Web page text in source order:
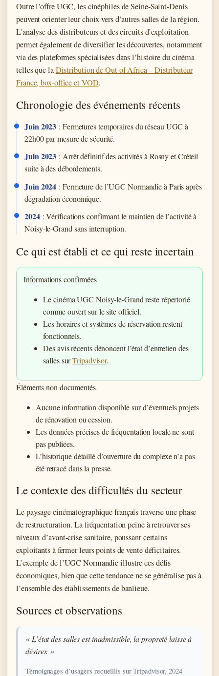
Outre l’offre UGC, les cinéphiles de Seine-Saint-Denis
peuvent orienter leur choix vers d’autres salles de la région.
L’analyse des distributeurs et des circuits d’exploitation
permet également de diversifier les découvertes, notamment
via des plateformes spécialisées dans l’histoire du cinéma
telles que laDistribution de Out of Africa – Distributeur
France, box-office et VOD.
Chronologie des événements récents
Juin 2023 : Fermetures temporaires du réseau UGC à
22h00 par mesure de sécurité.
Juin 2023 : Arrêt définitif des activités à Rosny et Créteil
suite à des débordements.
Juin 2024 : Fermeture de l’UGC Normandie à Paris après
dégradation économique.
2024: Vérifications confirmant le maintien de l’activité à
Noisy-le-Grand sans interruption.
Ce qui est établi et ce qui reste incertain
Informations confirmées
Le cinéma UGC Noisy-le-Grand reste répertorié
comme ouvert sur le site officiel.
Les horaires et systèmes de réservation restent
fonctionnels.
Des avis récents dénoncent l’état d’entretien des
salles surTripadvisor.
Éléments non documentés
Aucune information disponible sur d’éventuels projets
de rénovation ou cession.
Les données précises de fréquentation locale ne sont
pas publiées.
L’historique détaillé d’ouverture du complexe n’a pas
été retracé dans la presse.
Le contexte des difficultés du secteur
Le paysage cinématographique français traverse une phase
de restructuration. La fréquentation peine à retrouver ses
niveaux d’avant-crise sanitaire, poussant certains
exploitants à fermer leurs points de vente déficitaires.
L’exemple de l’UGC Normandie illustre ces défis
économiques, bien que cette tendance ne se généralise pas à
l’ensemble des établissements de banlieue.
Sources et observations
« L’état des salles est inadmissible, la propreté laisse à
désirer. »
Témoignages d’usagers recueillis sur Tripadvisor, 2024